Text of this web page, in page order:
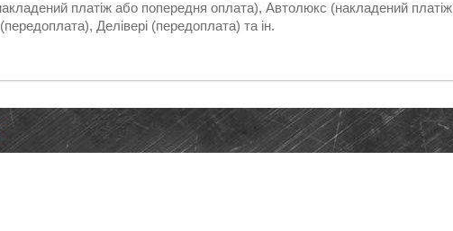
платіж або попередня оплата), Автолюкс (накладений платіж
Делівері (передоплата) та ін.